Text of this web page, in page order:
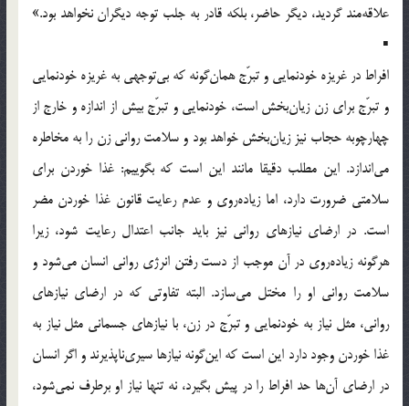
علاقه‌مند گردید، دیگر حاضر، بلکه قادر به جلب توجه دیگران نخواهد بود.»
▪
افراط در غریزه خودنمایی و تبرّج همان‌گونه که بی‌توجهی به غریزه خودنمایی
و تبرّج برای زن زیان‌بخش است، خودنمایی و تبرّج بیش از اندازه و خارج از
چهارچوبه حجاب نیز زیان‌بخش خواهد بود و سلامت روانی زن را به مخاطره
می‌اندازد. این مطلب دقیقا مانند این است که بگوییم: غذا خوردن برای
سلامتی ضرورت دارد، اما زیاده‌روی و عدم رعایت قانون غذا خوردن مضر
است. در ارضای نیازهای روانی نیز باید جانب اعتدال رعایت شود، زیرا
هرگونه زیاده‌روی در آن موجب از دست رفتن انرژی روانی انسان می‌شود و
سلامت روانی او را مختل می‌سازد. البته تفاوتی که در ارضای نیازهای
روانی، مثل نیاز به خودنمایی و تبرّج در زن، با نیازهای جسمانی مثل نیاز به
غذا خوردن وجود دارد این است که این‌گونه نیازها سیری‌ناپذیرند و اگر انسان
در ارضای آن‌ها حد افراط را در پیش بگیرد، نه تنها نیاز او برطرف نمی‌شود،